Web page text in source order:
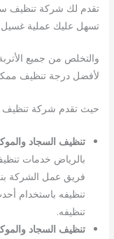
تقدم لك شركة تنظيف
تسهل عليك عملية غسيل
والتخلص من جميع
لأفضل درجة تنظيف
حيث تقدم شركة تنظيف
تنظيف السجاد
بالرياض خدمات
فريق عمل الشركة
تنظيفه باستخدام
تنظيفه.
تنظيف السجاد